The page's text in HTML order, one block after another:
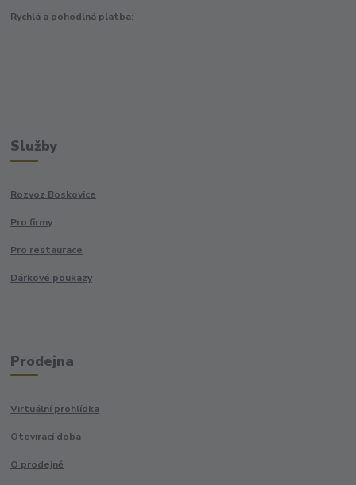
Rychlá a pohodlná platba:
Služby
Rozvoz Boskovice
Pro firmy
Pro restaurace
Dárkové poukazy
Prodejna
Virtuální prohlídka
Otevírací doba
O prodejně